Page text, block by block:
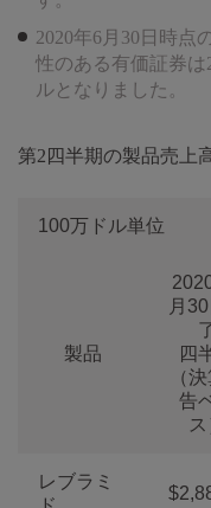
2020年6月30日時点
性のある有価証券は
ルとなりました。
第2四半期の製品売上
100万ドル単位
製品
月
四
（
告
ス
レブラミ